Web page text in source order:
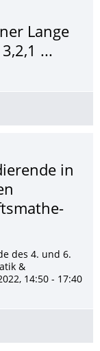
Lange
...
in
des 4. und 6.
&
14:50 - 17:40